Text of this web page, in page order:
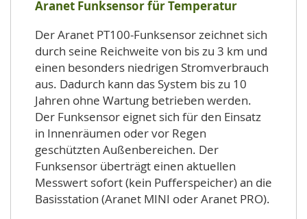
Aranet Funksensor für Temperatur
Der Aranet PT100-Funksensor zeichnet sich
durch seine Reichweite von bis zu 3 km und
einen besonders niedrigen Stromverbrauch
aus. Dadurch kann das System bis zu 10
Jahren ohne Wartung betrieben werden.
Der Funksensor eignet sich für den Einsatz
in Innenräumen oder vor Regen
geschützten Außenbereichen. Der
Funksensor überträgt einen aktuellen
Messwert sofort (kein Pufferspeicher) an die
Basisstation (Aranet MINI oder Aranet PRO).